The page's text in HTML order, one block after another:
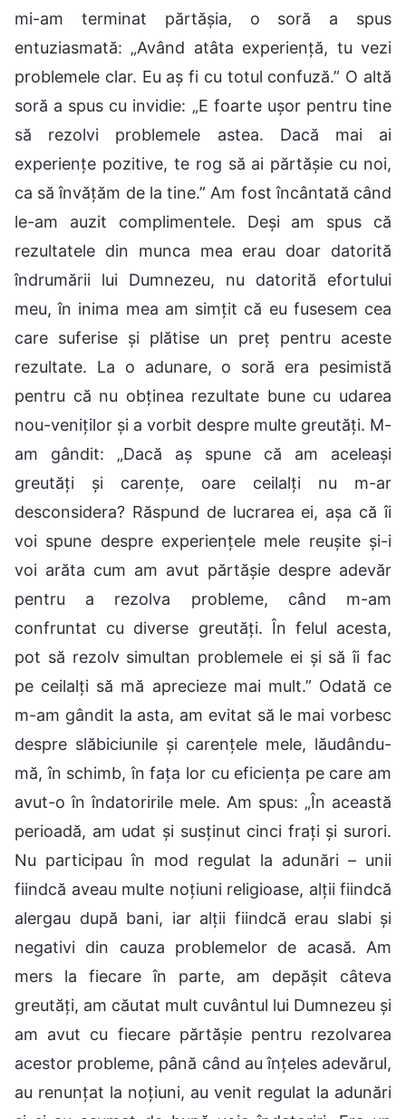
mi-am terminat părtășia, o soră a spus
entuziasmată: „Având atâta experiență, tu vezi
problemele clar. Eu aș fi cu totul confuză.” O altă
soră a spus cu invidie: „E foarte ușor pentru tine
să rezolvi problemele astea. Dacă mai ai
experiențe pozitive, te rog să ai părtășie cu noi,
ca să învățăm de la tine.” Am fost încântată când
le-am auzit complimentele. Deși am spus că
rezultatele din munca mea erau doar datorită
îndrumării lui Dumnezeu, nu datorită efortului
meu, în inima mea am simțit că eu fusesem cea
care suferise și plătise un preț pentru aceste
rezultate. La o adunare, o soră era pesimistă
pentru că nu obținea rezultate bune cu udarea
nou-veniților și a vorbit despre multe greutăți. M-
am gândit: „Dacă aș spune că am aceleași
greutăți și carențe, oare ceilalți nu m-ar
desconsidera? Răspund de lucrarea ei, așa că îi
voi spune despre experiențele mele reușite și-i
voi arăta cum am avut părtășie despre adevăr
pentru a rezolva probleme, când m-am
confruntat cu diverse greutăți. În felul acesta,
pot să rezolv simultan problemele ei și să îi fac
pe ceilalți să mă aprecieze mai mult.” Odată ce
m-am gândit la asta, am evitat să le mai vorbesc
despre slăbiciunile și carențele mele, lăudându-
mă, în schimb, în fața lor cu eficiența pe care am
avut-o în îndatoririle mele. Am spus: „În această
perioadă, am udat și susținut cinci frați și surori.
Nu participau în mod regulat la adunări – unii
fiindcă aveau multe noțiuni religioase, alții fiindcă
alergau după bani, iar alții fiindcă erau slabi și
negativi din cauza problemelor de acasă. Am
mers la fiecare în parte, am depășit câteva
greutăți, am căutat mult cuvântul lui Dumnezeu și
am avut cu fiecare părtășie pentru rezolvarea
acestor probleme, până când au înțeles adevărul,
au renunțat la noțiuni, au venit regulat la adunări